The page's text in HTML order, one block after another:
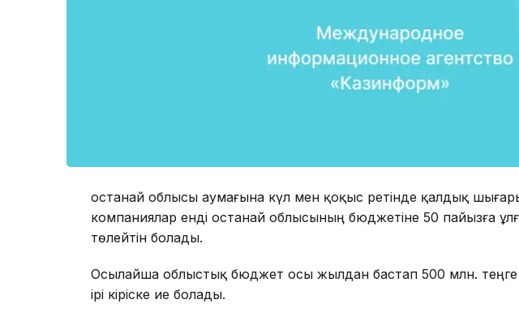
Қостанай облысы аумағына күл мен қоқыс ретінде қалдық
компаниялар енді Қостанай облысының бюджетіне 50 пайызға
төлейтін болады.
Осылайша облыстық бюджет осы жылдан бастап 500 млн. теңге
ірі кіріске ие болады.